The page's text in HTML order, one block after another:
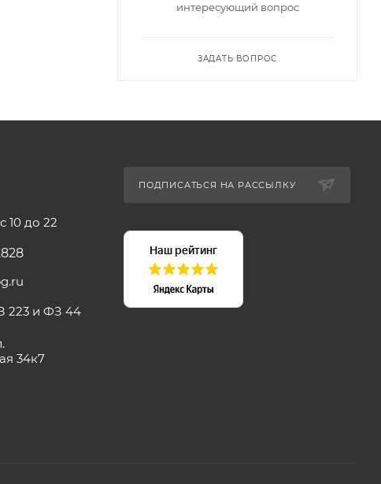
интересующий вопрос
ЗАДАТЬ ВОПРОС
10 до 22
223 и ФЗ 44
34к7
ПОДПИСАТЬСЯ НА РАССЫЛКУ